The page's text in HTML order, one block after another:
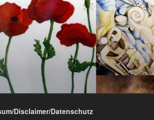
Disclaimer/Datenschutz